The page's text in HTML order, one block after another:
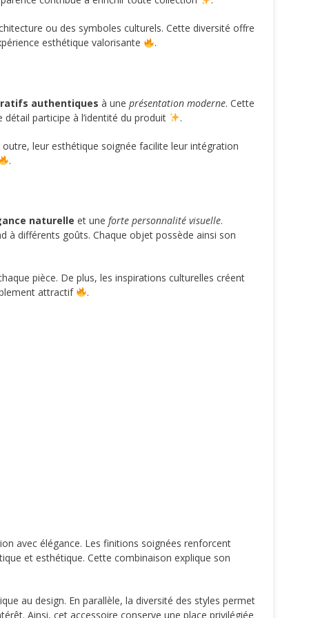
ou des symboles culturels. Cette diversité offre
esthétique valorisante
.
authentiques à une présentation moderne. Cette
participe à l’identité du produit
.
leur esthétique soignée facilite leur intégration
.
naturelle et une forte personnalité visuelle.
à différents goûts. Chaque objet possède ainsi son
pièce. De plus, les inspirations culturelles créent
attractif
.
avec élégance. Les finitions soignées renforcent
et esthétique. Cette combinaison explique son
au design. En parallèle, la diversité des styles permet
Ainsi, cet accessoire conserve une place privilégiée